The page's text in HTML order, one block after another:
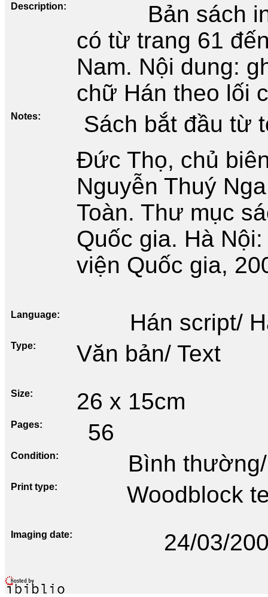
Description
Bản sách
có từ trang 61
Nam. Nội dung:
chữ Hán theo lối
Notes
Sách bắt đầu từ
Đức Thọ, chủ
Nguyễn Thuý
Toàn. Thư mục
Quốc gia. Hà
viện Quốc gia,
Language Hán script/
Type Văn bản/ Text
Size 26 x 15cm
Pages 56
Condition Bình
Print type Woodblock
Imaging date 24/03/